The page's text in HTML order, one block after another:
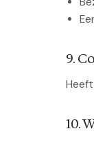
9.
10.